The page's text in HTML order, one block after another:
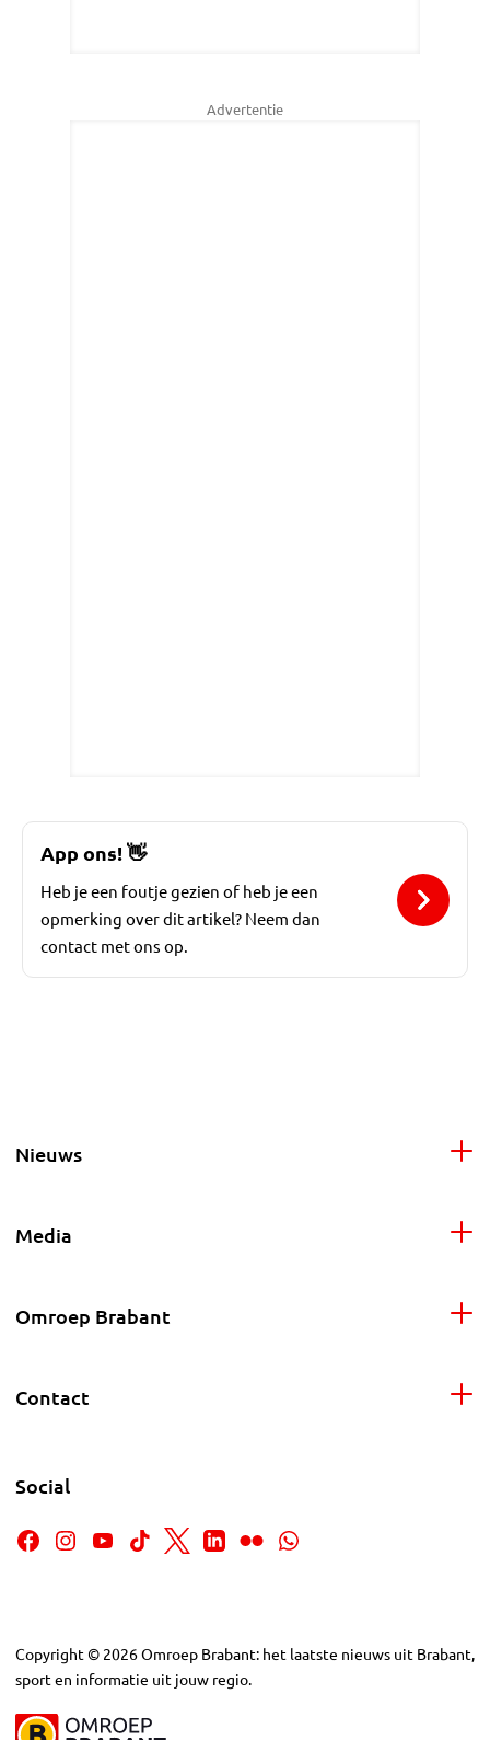
Advertentie
App ons!👋
Heb je een foutje gezien of heb je een
opmerking over dit artikel? Neem dan
contact met ons op.
Nieuws
Media
Omroep Brabant
Contact
Social
Copyright © 2026Omroep Brabant: het laatste nieuws uit Brabant,
sport en informatie uit jouw regio.